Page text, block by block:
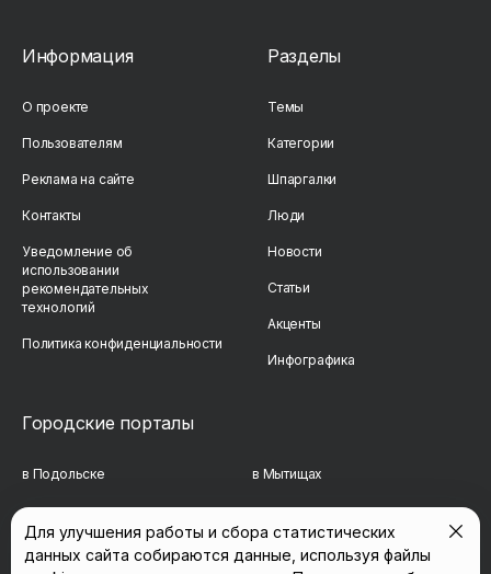
Информация
О проекте
Пользователям
Реклама на сайте
Контакты
Уведомление об
использовании
рекомендательных
технологий
Политика конфиденциальности
Разделы
Темы
Категории
Шпаргалки
Люди
Новости
Статьи
Акценты
Инфографика
Городские порталы
в Подольске в Мытищах
в Реутове
в Сергиевом Посаде в Люберцах
Для улучшения работы и сбора статистических
данных сайта собираются данные, используя файлы